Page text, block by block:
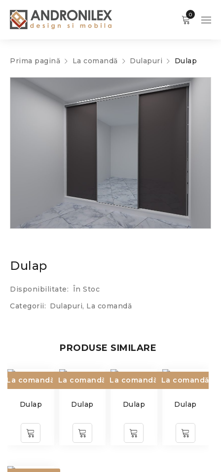
0
Prima pagină La comandă Dulapuri Dulap
Dulap
Disponibilitate: În Stoc
Categorii: Dulapuri, La comandă
PRODUSE SIMILARE
La comandă
Dulap
La comandă
Dulap
La comandă
Dulap
La comandă
Dulap